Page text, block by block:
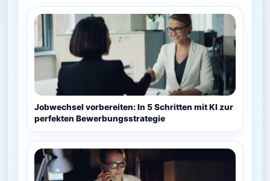
Jobwechsel vorbereiten: In 5 Schritten mit KI zur
perfekten Bewerbungsstrategie